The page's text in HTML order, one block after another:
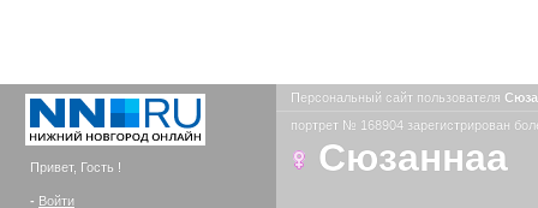
Привет, Гость !
- Войти
Персональный сайт пользователя
портрет № 168904 зарегистрирован
Сюзаннаа